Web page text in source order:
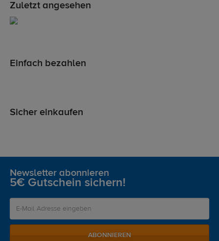
Zuletzt angesehen
Einfach bezahlen
Sicher einkaufen
Newsletter abonnieren
5€ Gutschein sichern!
ABONNIEREN